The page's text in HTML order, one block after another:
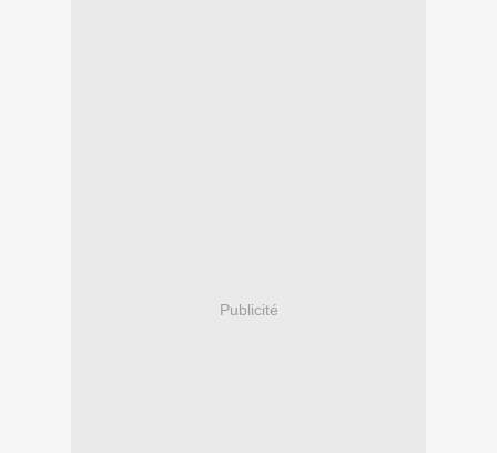
Publicité